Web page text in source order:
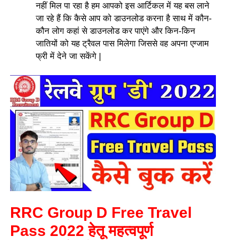
नहीं मिल पा रहा है हम आपको इस आर्टिकल में यह बस लाने
जा रहे हैं कि कैसे आप को डाउनलोड करना है साथ में कौन-
कौन लोग कहां से डाउनलोड कर पाएंगे और किन-किन
जातियों को यह ट्रैवल पास मिलेगा जिससे वह अपना एग्जाम
फ्री में देने जा सकेंगे |
RRC Group D Free Travel
Pass 2022 हेतू महत्वपूर्ण